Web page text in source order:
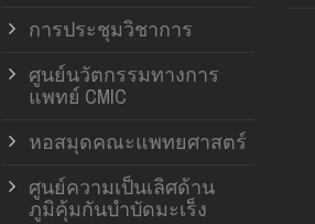
การประชุมวิชาการ
ศูนย์นวัตกรรมทางการ
แพทย์ CMIC
หอสมุดคณะแพทยศาสตร์
ศูนย์ความเป็นเลิศด้าน
ภูมิคุ้มกันบำบัดมะเร็ง